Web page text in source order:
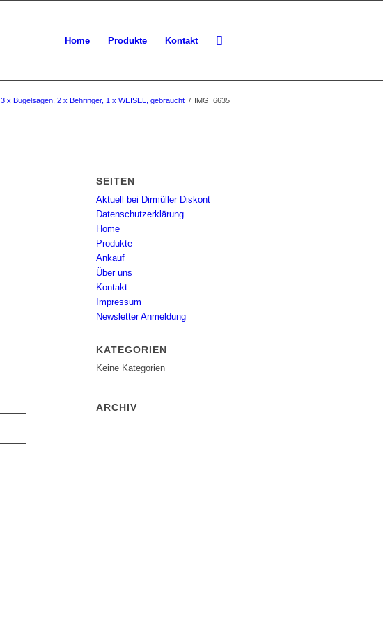
Home Produkte Kontakt
3 x Bügelsägen, 2 x Behringer, 1 x WEISEL, gebraucht / IMG_6635
SEITEN
Aktuell bei Dirmüller Diskont
Datenschutzerklärung
Home
Produkte
Ankauf
Über uns
Kontakt
Impressum
Newsletter Anmeldung
KATEGORIEN
Keine Kategorien
ARCHIV